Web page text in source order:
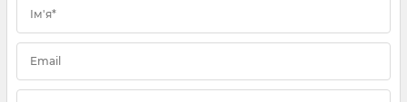
Ім'я*
Email